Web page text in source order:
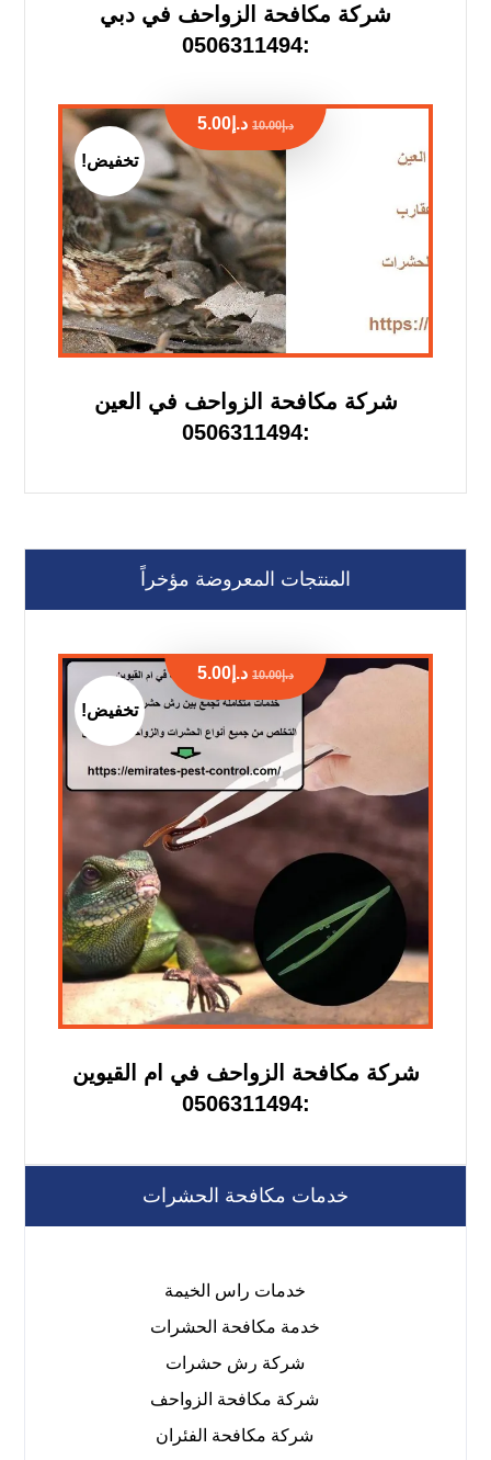
شركة مكافحة الزواحف في دبي
:0506311494
شركة مكافحة الزواحف في العين
:0506311494
د.إ10.00 د.إ 5.00
تخفيض!
المنتجات المعروضة مؤخراً
شركة مكافحة الزواحف في ام القيوين
:0506311494
د.إ10.00 د.إ5.00
تخفيض!
خدمات مكافحة الحشرات
خدمات راس الخيمة
خدمة مكافحة الحشرات
شركة رش حشرات
شركة مكافحة الزواحف
شركة مكافحة الفئران